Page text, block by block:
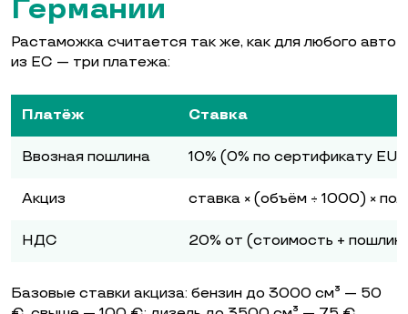
Германии
Растаможка считается так же, как для любого авто
из ЕС — три платежа:
Платёж Ставка
Ввозная пошлина 10% (0% по сертификату
Акциз ставка × (объём ÷ 1000) ×
НДС 20% от (стоимость +
Базовые ставки акциза: бензин до 3000 см³ — 50